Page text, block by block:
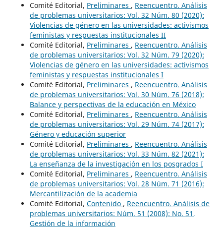
Comité Editorial, Preliminares , Reencuentro. Análisis
de problemas universitarios: Vol. 32 Núm. 80 (2020):
Violencias de género en las universidades: activismos
feministas y respuestas institucionales II
Comité Editorial, Preliminares , Reencuentro. Análisis
de problemas universitarios: Vol. 32 Núm. 79 (2020):
Violencias de género en las universidades: activismos
feministas y respuestas institucionales I
Comité Editorial, Preliminares , Reencuentro. Análisis
de problemas universitarios: Vol. 30 Núm. 76 (2018):
Balance y perspectivas de la educación en México
Comité Editorial, Preliminares , Reencuentro. Análisis
de problemas universitarios: Vol. 29 Núm. 74 (2017):
Género y educación superior
Comité Editorial, Preliminares , Reencuentro. Análisis
de problemas universitarios: Vol. 33 Núm. 82 (2021):
La enseñanza de la investigación en los posgrados I
Comité Editorial, Preliminares , Reencuentro. Análisis
de problemas universitarios: Vol. 28 Núm. 71 (2016):
Mercantilización de la academia
Comité Editorial, Contenido , Reencuentro. Análisis de
problemas universitarios: Núm. 51 (2008): No. 51,
Gestión de la información